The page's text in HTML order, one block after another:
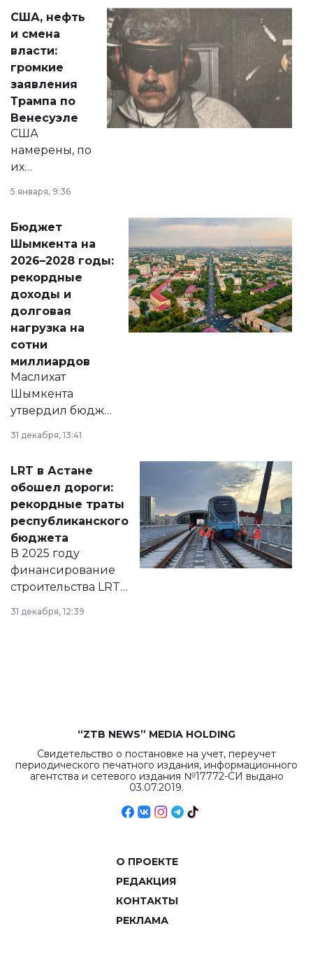
актуальных тем —
от слухов о
политических
реформах до
вопросов армии,
экономики и
личного здоровья.
США, нефть
и смена
власти:
громкие
заявления
Трампа по
Венесуэле
США
намерены, по
их
принести
народу
Венесуэлы.
5 января, 9:36
Бюджет
Шымкента на
2026–2028 годы:
рекордные
доходы и
долговая
нагрузка на
сотни
миллиардов
Маслихат
Шымкента
утвердил бюджет
города на 2026–
2028 годы.
документ
появился в базе
нормативных
правовых актов и
на сайте маслихат
города.
31 декабря, 13:41
LRT в Астане
обошел дороги:
рекордные траты
республиканского
бюджета
В 2025 году
финансирование
строительства LRT
в Астане из
республиканского
31 декабря, 12:39
“ZTB NEWS” MEDIA HOLDING
Свидетельство о постановке на учет, переучет
периодического печатного издания, информационного
агентства и сетевого издания №17772-СИ выдано
03.07.2019.
О ПРОЕКТЕ
РЕДАКЦИЯ
КОНТАКТЫ
РЕКЛАМА